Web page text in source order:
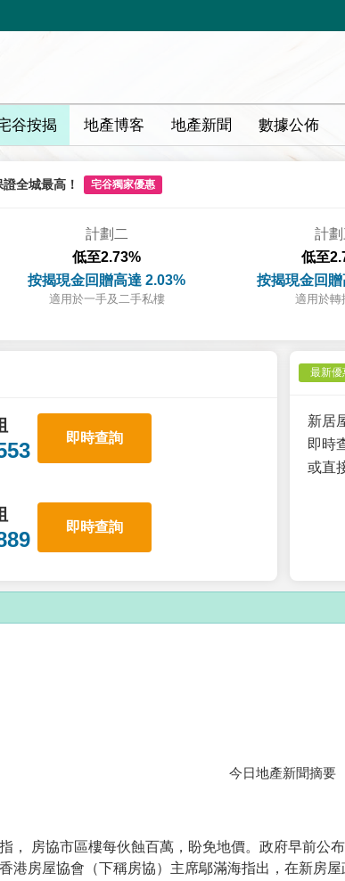
谷按揭 地產博客 地產新聞 數據公佈
全城最高！ 宅谷獨家優惠
計劃二
低至2.73%
按揭現金回贈高達 2.03%
適用於一手及二手私樓
計
低至
按揭現金回
適用於轉
即時查詢
即時查詢
最新優
新居
即時
或直
今日地產新聞摘要
指， 房協市區樓每伙蝕百萬，盼免地價。政府早前
港房屋協會（下稱房協）主席鄔滿海指出，在新房